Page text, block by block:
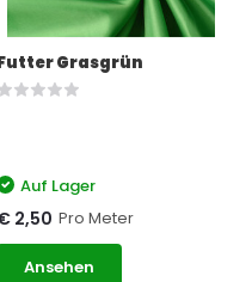
Grasgrün
Auf Lager
2,50 Pro Meter
Ansehen